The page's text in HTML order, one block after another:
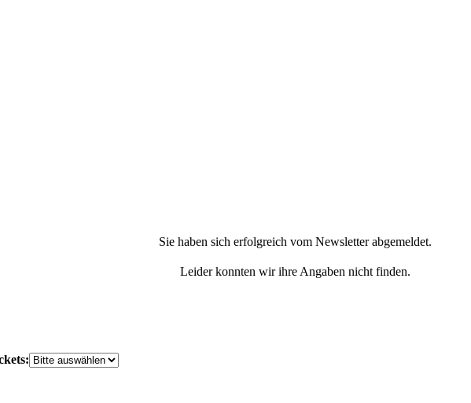
Sie haben sich erfolgreich vom Newsletter abgemeldet.
Leider konnten wir ihre Angaben nicht finden.